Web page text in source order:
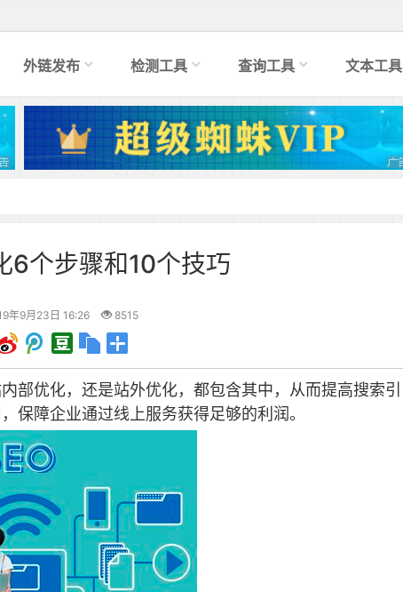
外链发布 检测工具 查询工具 文本工具
6个步骤和10个技巧
年9月23日 16:26 8515
部优化，还是站外优化，都包含其中，从而提高搜索引
保障企业通过线上服务获得足够的利润。